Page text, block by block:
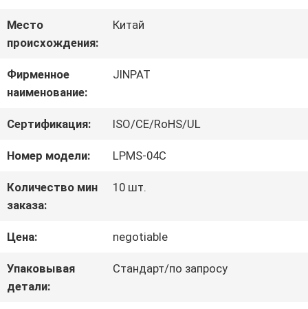
ШОУ
О
НАС
ПУТЕШЕСТВИЕ
ФАБРИКИ
ПРОВЕРКА
КАЧЕСТВА
Место
происхождения:
Китай
Фирменное
наименование:
JINPAT
Сертификация: ISO/CE/RoHS/UL
Номер модели: LPMS-04C
Количество мин
заказа:
10 шт.
Цена: negotiable
Упаковывая
детали:
Стандарт/по запросу